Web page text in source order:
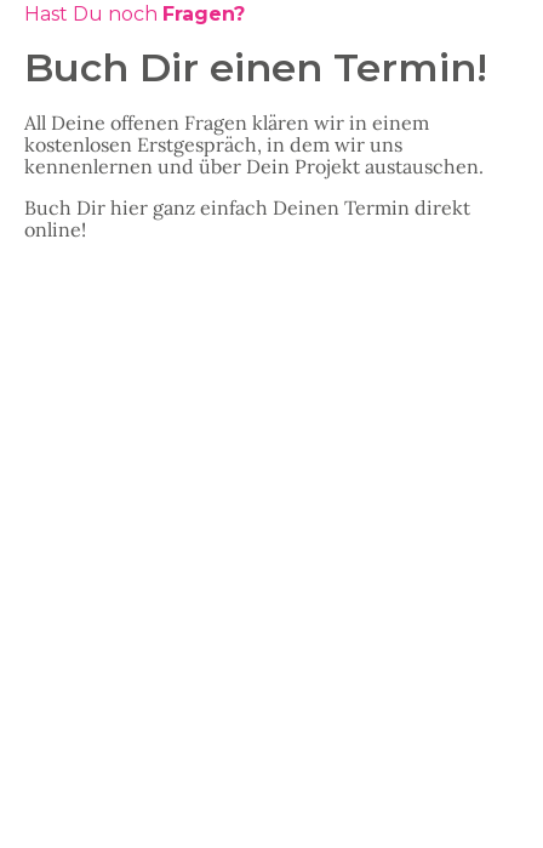
Hast Du noch Fragen?
Buch Dir einen Termin!
All Deine offenen Fragen klären wir in einem
kostenlosen Erstgespräch, in dem wir uns
kennenlernen und über Dein Projekt austauschen.
Buch Dir hier ganz einfach Deinen Termin direkt
online!